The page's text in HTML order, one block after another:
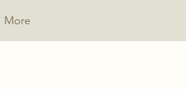
More